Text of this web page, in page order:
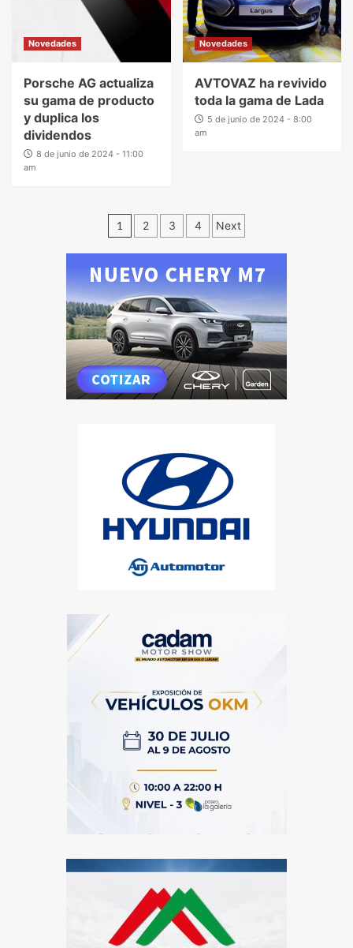
Novedades
Porsche AG actualiza
su gama de producto
y duplica los
dividendos
8 de junio de 2024 - 11:00
am
Novedades
AVTOVAZ ha revivido
toda la gama de Lada
5 de junio de 2024 - 8:00
am
1 2 3 4 Next